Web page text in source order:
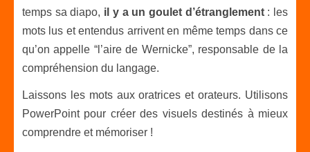
temps sa diapo, il y a un goulet d’étranglement: les
mots lus et entendus arrivent en même temps dans ce
qu’on appelle “l’aire de Wernicke”, responsable de la
compréhension du langage.
Laissons les mots aux oratrices et orateurs. Utilisons
PowerPoint pour créer des visuels destinés à mieux
comprendre et mémoriser !